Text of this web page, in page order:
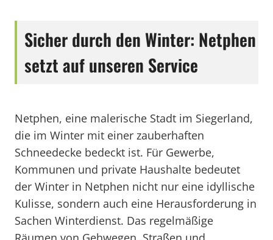
Sicher durch den Winter: Netphen
setzt auf unseren Service
Netphen, eine malerische Stadt im Siegerland,
die im Winter mit einer zauberhaften
Schneedecke bedeckt ist. Für Gewerbe,
Kommunen und private Haushalte bedeutet
der Winter in Netphen nicht nur eine idyllische
Kulisse, sondern auch eine Herausforderung in
Sachen Winterdienst. Das regelmäßige